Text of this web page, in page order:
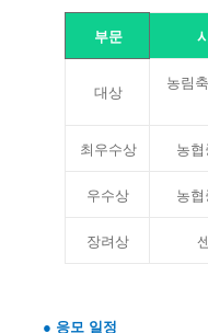
부문
대상
농림
최우수상 농
우수상 농
장려상
● 응모 일정